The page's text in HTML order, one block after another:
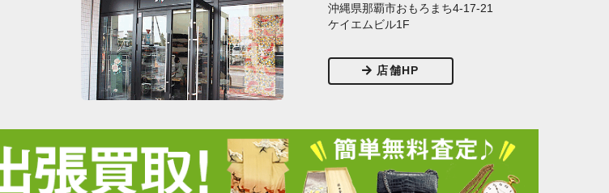
沖縄県那覇市おもろまち4-17-21
ケイエムビル1F
店舗HP